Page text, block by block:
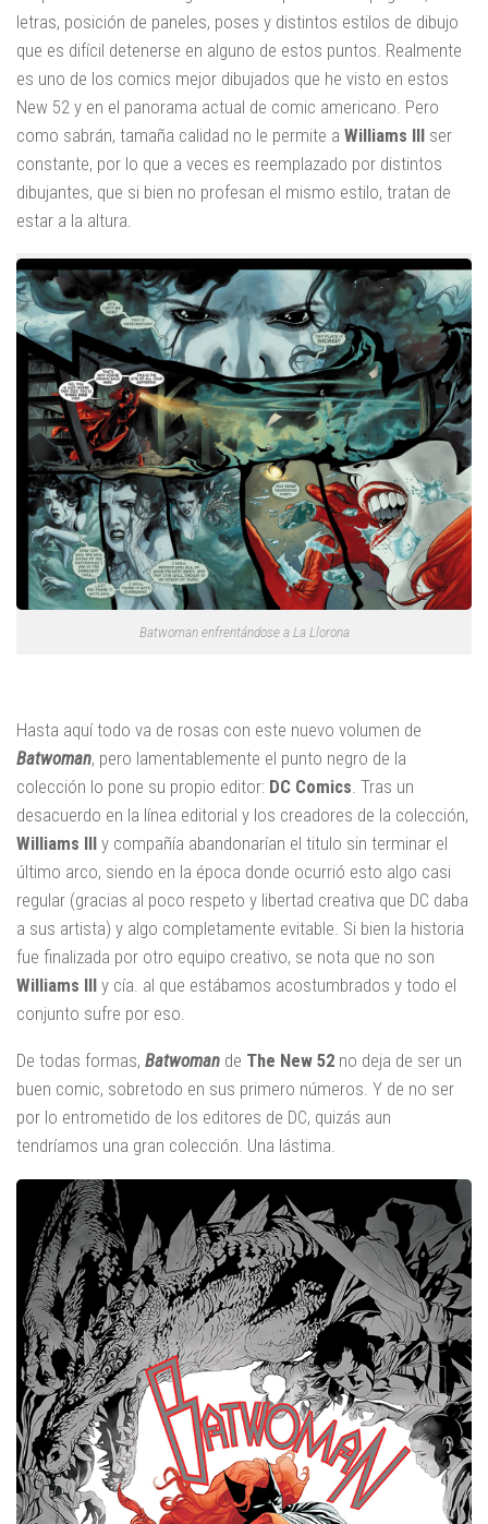
letras, posición de paneles, poses y distintos estilos de dibujo
que es difícil detenerse en alguno de estos puntos. Realmente
es uno de los comics mejor dibujados que he visto en estos
New 52 y en el panorama actual de comic americano. Pero
como sabrán, tamaña calidad no le permite a Williams III ser
constante, por lo que a veces es reemplazado por distintos
dibujantes, que si bien no profesan el mismo estilo, tratan de
estar a la altura.
Batwoman enfrentándose a La Llorona
Hasta aquí todo va de rosas con este nuevo volumen de
Batwoman, pero lamentablemente el punto negro de la
colección lo pone su propio editor: DC Comics. Tras un
desacuerdo en la línea editorial y los creadores de la colección,
Williams III y compañía abandonarían el titulo sin terminar el
último arco, siendo en la época donde ocurrió esto algo casi
regular (gracias al poco respeto y libertad creativa que DC daba
a sus artista) y algo completamente evitable. Si bien la historia
fue finalizada por otro equipo creativo, se nota que no son
Williams III y cía. al que estábamos acostumbrados y todo el
conjunto sufre por eso.
De todas formas, Batwoman de The New 52 no deja de ser un
buen comic, sobretodo en sus primero números. Y de no ser
por lo entrometido de los editores de DC, quizás aun
tendríamos una gran colección. Una lástima.